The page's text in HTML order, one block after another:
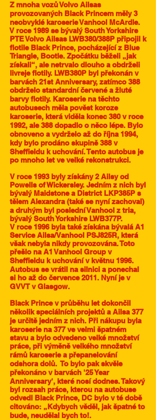
Z mnoha vozů Volvo Ailsas
provozovaných Black Princem měly 3
neobvyklé karoserie Vanhool McArdle.
V roce 1989 se bývalý South Yorkshire
PTE Volvo Ailsas LWB380/388P připojil k
flotile Black Prince, pocházející z Blue
Triangle, Bootle. Zpočátku běželi „jak
získali“, ale netrvalo dlouho a obdrželi
livreje flotily. LWB380P byl překonán v
barvách 21st Anniversary, zatímco 388
obdrželo standardní červené a žluté
barvy flotily. Karoserie na těchto
autobusech měla pověst koroze
karoserie, která viděla konec 380 v roce
1992, ale 388 dopadlo o něco lépe. Bylo
obnoveno a vydrželo až do října 1994,
kdy bylo prodáno skupině 388 v
Sheffieldu k uchování. Tento autobus je
po mnoho let ve velké rekonstrukci.
V roce 1993 byly získány 2 Ailsy od
Powells of Wickersley. Jedním z nich byl
bývalý Maidstone a District LKP385P s
tělem Alexandra (také se nyní zachoval)
a druhým byl poslední Vanhool z tria,
bývalý South Yorkshire LWB377P.
V roce 1996 byla také získána bývalá A1
Service Ailsa/Vanhool PSJ825R, která
však nebyla nikdy provozována. Toto
přešlo na A1 Vanhool Group v
Sheffieldu k uchování v květnu 1996.
Autobus se vrátil na silnici a ponechal
si ho až do července 2011. Nyní je v
GVVT v Glasgow.
Black Prince v průběhu let dokončil
několik speciálních projektů a Ailsa 377
je určitě jedním z nich. Při nákupu byla
karoserie na 377 ve velmi špatném
stavu a bylo odvedeno velké množství
práce, při výměně velkého množství
rámů karoserie a přepanelování
odshora dolů. To bylo pak skvěle
překonáno v barvách '25 Year
Anniversary', které nosí dodnes. Takový
byl rozsah práce, kterou na autobuse
odvedl Black Prince, DC bylo v té době
citováno: „Kdybych věděl, jak špatné to
bude, neudělal bych to!.